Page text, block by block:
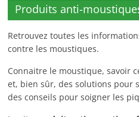
Produits anti-
Retrouvez toutes les
contre les moustiques.
Connaitre le moustique, savoir
et, bien sûr, des solutions pour
des conseils pour soigner les